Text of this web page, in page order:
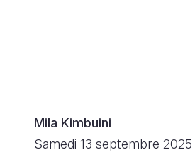
Mila Kimbuini
Samedi 13 septembre 2025